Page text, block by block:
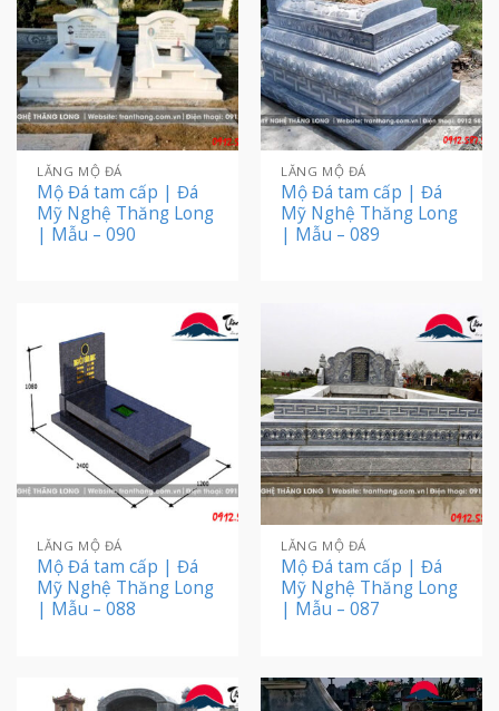
LĂNG MỘ ĐÁ
Mộ Đá tam cấp | Đá
Mỹ Nghệ Thăng Long
| Mẫu – 090
LĂNG MỘ ĐÁ
Mộ Đá tam cấp | Đá
Mỹ Nghệ Thăng Long
| Mẫu – 089
LĂNG MỘ ĐÁ
Mộ Đá tam cấp | Đá
Mỹ Nghệ Thăng Long
| Mẫu – 088
LĂNG MỘ ĐÁ
Mộ Đá tam cấp | Đá
Mỹ Nghệ Thăng Long
| Mẫu – 087